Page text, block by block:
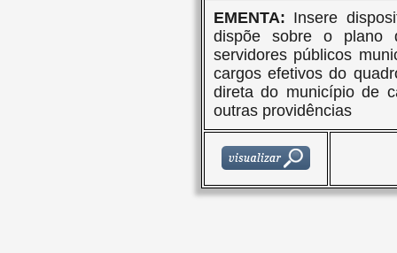
EMENTA: Insere
dispõe sobre o plano
servidores públicos
cargos efetivos do
direta do município de
outras providências